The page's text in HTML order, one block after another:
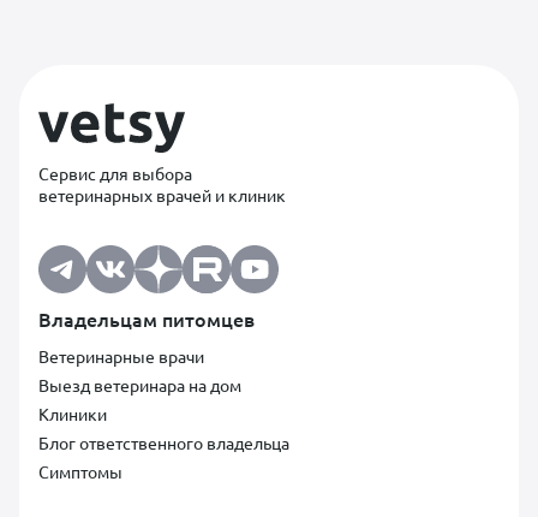
Сервис для выбора
ветеринарных врачей и клиник
Владельцам питомцев
Ветеринарные врачи
Выезд ветеринара на дом
Клиники
Блог ответственного владельца
Симптомы